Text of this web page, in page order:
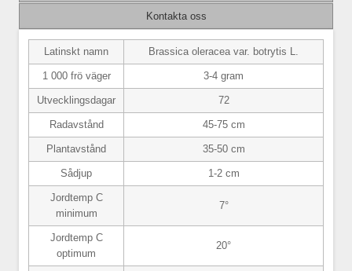
Kontakta oss
Latinskt namn Brassica oleracea var. botrytis L.
1 000 frö väger 3-4 gram
Utvecklingsdagar 72
Radavstånd 45-75 cm
Plantavstånd 35-50 cm
Sådjup 1-2 cm
Jordtemp C
minimum
7°
Jordtemp C
optimum
20°